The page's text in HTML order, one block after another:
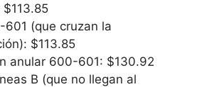
(que cruzan la
$113.85
anular 600-601: $130.92
B (que no llegan al